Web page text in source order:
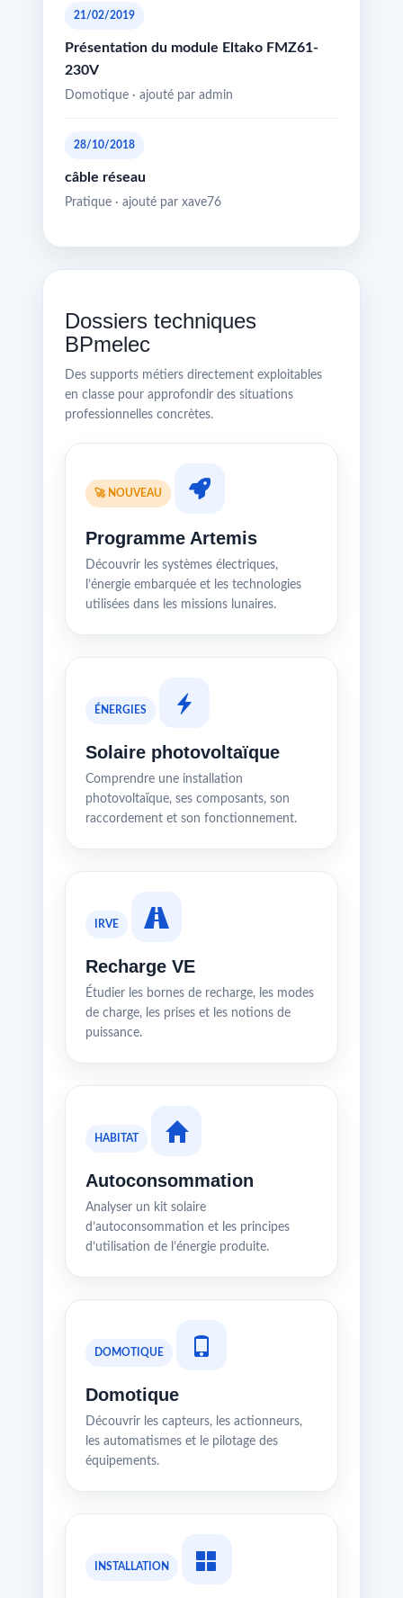
21/02/2019
Présentation du module Eltako FMZ61-
230V
Domotique · ajouté par admin
28/10/2018
câble réseau
Pratique · ajouté par xave76
Dossiers techniques
BPmelec
Des supports métiers directement exploitables
en classe pour approfondir des situations
professionnelles concrètes.
🚀 NOUVEAU
Programme Artemis
Découvrir les systèmes électriques,
l’énergie embarquée et les technologies
utilisées dans les missions lunaires.
ÉNERGIES
Solaire photovoltaïque
Comprendre une installation
photovoltaïque, ses composants, son
raccordement et son fonctionnement.
IRVE
Recharge VE
Étudier les bornes de recharge, les modes
de charge, les prises et les notions de
puissance.
HABITAT
Autoconsommation
Analyser un kit solaire
d’autoconsommation et les principes
d’utilisation de l’énergie produite.
DOMOTIQUE
Domotique
Découvrir les capteurs, les actionneurs,
les automatismes et le pilotage des
équipements.
INSTALLATION